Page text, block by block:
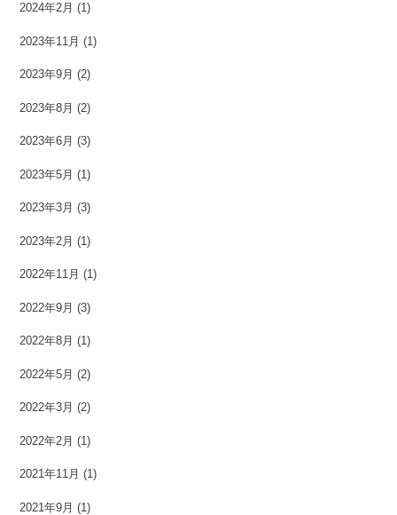
2024年2月 (1)
2023年11月 (1)
2023年9月 (2)
2023年8月 (2)
2023年6月 (3)
2023年5月 (1)
2023年3月 (3)
2023年2月 (1)
2022年11月 (1)
2022年9月 (3)
2022年8月 (1)
2022年5月 (2)
2022年3月 (2)
2022年2月 (1)
2021年11月 (1)
2021年9月 (1)